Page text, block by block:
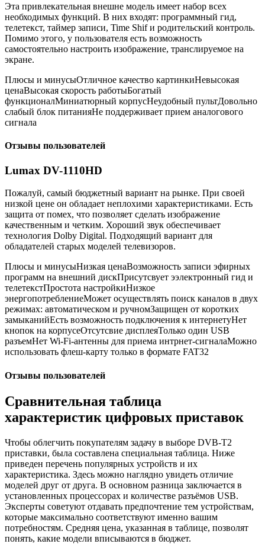
Эта привлекательная внешне модель имеет набор всех
необходимых функций. В них входят: программный гид,
телетекст, таймер записи, Time Shif и родительский контроль.
Помимо этого, у пользователя есть возможность
самостоятельно настроить изображение, транслируемое на
экране.
Плюсы и минусыОтличное качество картинкиНевысокая
ценаВысокая скорость работыБогатый
функционалМиниатюрный корпусНеудобный пультДовольно
слабый блок питанияНе поддерживает прием аналогового
сигнала
Отзывы пользователей
Lumax DV-1110HD
Пожалуй, самый бюджетный вариант на рынке. При своей
низкой цене он обладает неплохими характеристиками. Есть
защита от помех, что позволяет сделать изображение
качественным и четким. Хороший звук обеспечивает
технология Dolby Digital. Подходящий вариант для
обладателей старых моделей телевизоров.
Плюсы и минусыНизкая ценаВозможность записи эфирных
программ на внешний дискПрисутсвует ээлектронный гид и
телетекстПростота настройкиНизкое
энергопотреблениеМожет осуществлять поиск каналов в двух
режимах: автоматическом и ручномЗащищен от коротких
замыканийЕсть возможность подключения к интернетуНет
кнопок на корпусеОтсутсвие дисплеяТолько один USB
разъемНет Wi-Fi-антенны для приема интрнет-сигналаМожно
использовать флеш-карту только в формате FAT32
Отзывы пользователей
Сравнительная таблица
характеристик цифровых приставок
Чтобы облегчить покупателям задачу в выборе DVB-T2
приставки, была составлена специальная таблица. Ниже
приведен перечень популярных устройств и их
характеристика. Здесь можно наглядно увидеть отличие
моделей друг от друга. В основном разница заключается в
установленных процессорах и количестве разъёмов USB.
Эксперты советуют отдавать предпочтение тем устройствам,
которые максимально соответствуют именно вашим
потребностям. Средняя цена, указанная в таблице, позволят
понять, какие модели вписываются в бюджет.